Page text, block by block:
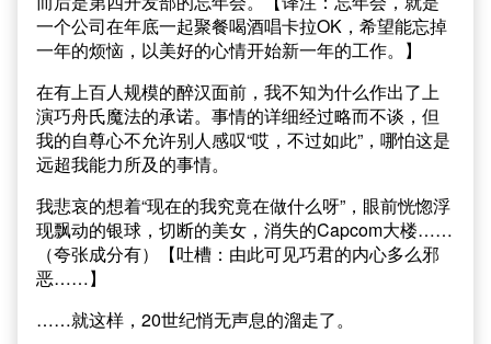
一个公司在年底一起聚餐喝酒唱卡拉OK，希望能忘掉
一年的烦恼，以美好的心情开始新一年的工作。】
在有上百人规模的醉汉面前，我不知为什么作出了上
演巧舟氏魔法的承诺。事情的详细经过略而不谈，但
我的自尊心不允许别人感叹“哎，不过如此”，哪怕这是
远超我能力所及的事情。
我悲哀的想着“现在的我究竟在做什么呀”，眼前恍惚浮
现飘动的银球，切断的美女，消失的Capcom大楼……
（夸张成分有）【吐槽：由此可见巧君的内心多么邪
恶……】
……就这样，20世纪悄无声息的溜走了。